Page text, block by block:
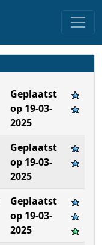
Geplaatst
op 19-03-
2025
Geplaatst
op 19-03-
2025
Geplaatst
op 19-03-
2025